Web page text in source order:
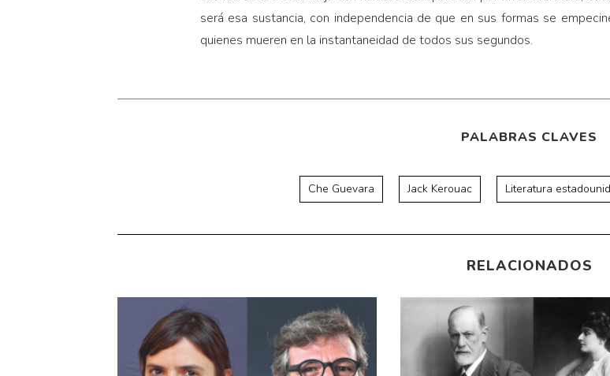
será esa sustancia, con independencia de que en sus formas se
quienes mueren en la instantaneidad de todos sus segundos.
PALABRAS CLAVES
Che Guevara Jack Kerouac Literatura
RELACIONADOS